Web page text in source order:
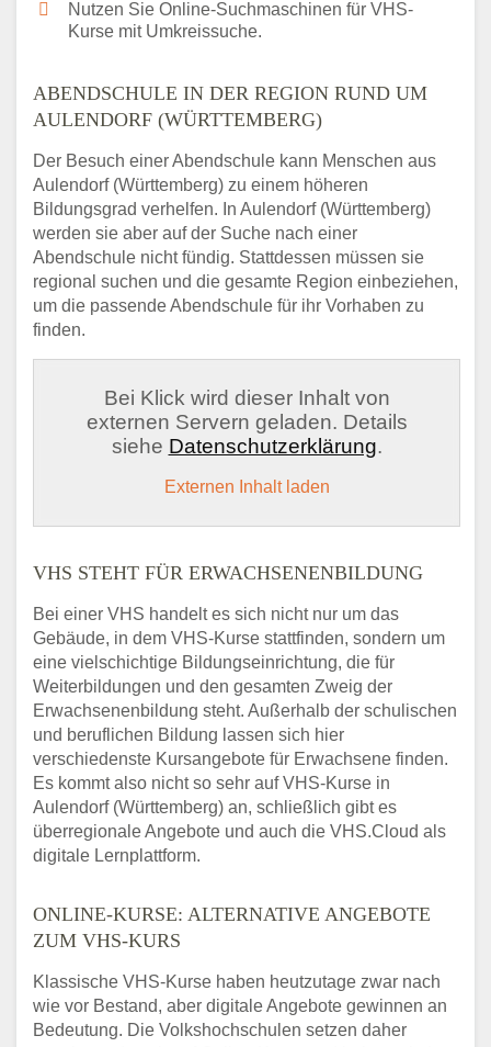
Nutzen Sie Online-Suchmaschinen für VHS-
Kurse mit Umkreissuche.
ABENDSCHULE IN DER REGION RUND UM
AULENDORF (WÜRTTEMBERG)
Der Besuch einer Abendschule kann Menschen aus
Aulendorf (Württemberg) zu einem höheren
Bildungsgrad verhelfen. In Aulendorf (Württemberg)
werden sie aber auf der Suche nach einer
Abendschule nicht fündig. Stattdessen müssen sie
regional suchen und die gesamte Region einbeziehen,
um die passende Abendschule für ihr Vorhaben zu
finden.
Bei Klick wird dieser Inhalt von
externen Servern geladen. Details
siehe Datenschutzerklärung.
Externen Inhalt laden
VHS STEHT FÜR ERWACHSENENBILDUNG
Bei einer VHS handelt es sich nicht nur um das
Gebäude, in dem VHS-Kurse stattfinden, sondern um
eine vielschichtige Bildungseinrichtung, die für
Weiterbildungen und den gesamten Zweig der
Erwachsenenbildung steht. Außerhalb der schulischen
und beruflichen Bildung lassen sich hier
verschiedenste Kursangebote für Erwachsene finden.
Es kommt also nicht so sehr auf VHS-Kurse in
Aulendorf (Württemberg) an, schließlich gibt es
überregionale Angebote und auch die VHS.Cloud als
digitale Lernplattform.
ONLINE-KURSE: ALTERNATIVE ANGEBOTE
ZUM VHS-KURS
Klassische VHS-Kurse haben heutzutage zwar nach
wie vor Bestand, aber digitale Angebote gewinnen an
Bedeutung. Die Volkshochschulen setzen daher